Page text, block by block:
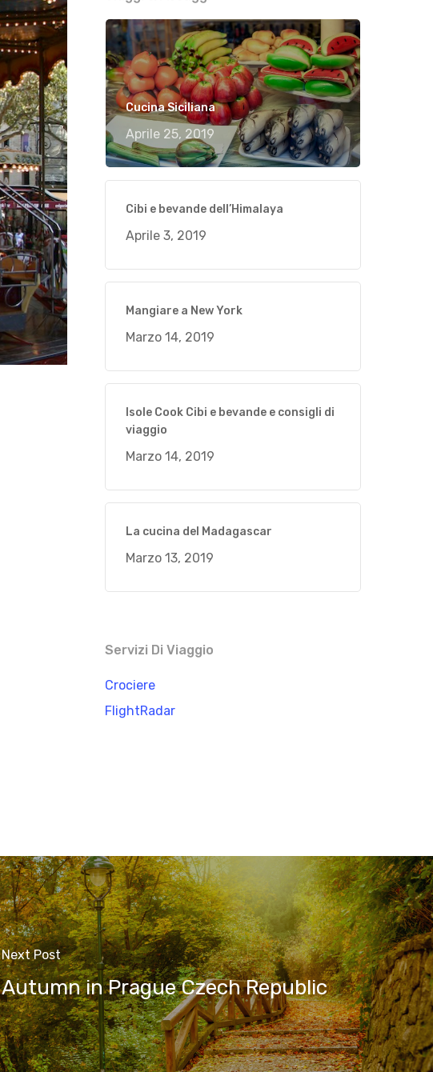
Cucina Siciliana
Aprile 25, 2019
Cibi e bevande dell’Himalaya
Aprile 3, 2019
Mangiare a New York
Marzo 14, 2019
Isole Cook Cibi e bevande e consigli di
viaggio
Marzo 14, 2019
La cucina del Madagascar
Marzo 13, 2019
Servizi Di Viaggio
Crociere
FlightRadar
Next Post
Autumn in Prague Czech Republic